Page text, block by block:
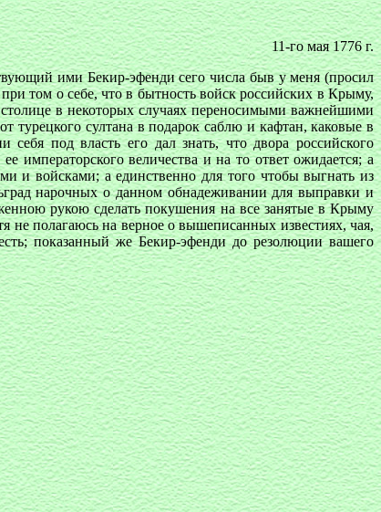
11-го мая 1776 г.
ими Бекир-эфенди сего числа быв у меня (просил
том о себе, что в бытность войск российских в Крыму,
в некоторых случаях переносимыми важнейшими
турецкого султана в подарок саблю и кафтан, каковые в
под власть его дал знать, что двора российского
императорского величества и на то ответ ожидается; а
и войсками; а единственно для того чтобы выгнать из
нарочных о данном обнадеживании для выправки и
рукою сделать покушения на все занятые в Крыму
не полагаюсь на верное о вышеписанных известиях, чая,
показанный же Бекир-эфенди до резолюции вашего